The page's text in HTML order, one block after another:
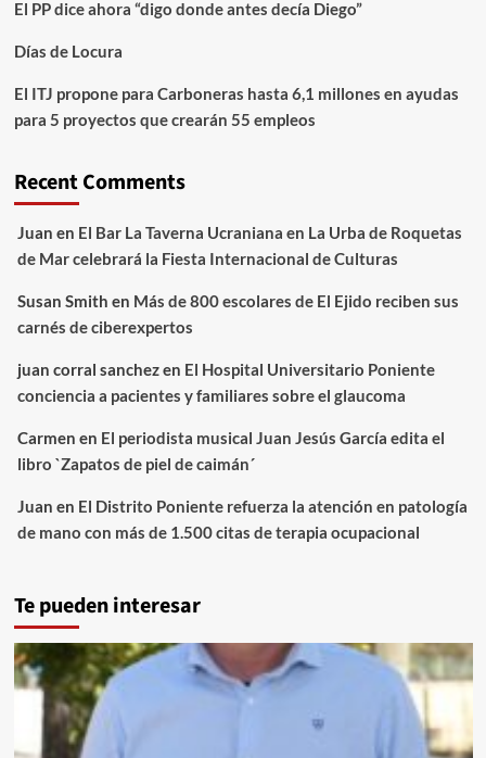
El PP dice ahora “digo donde antes decía Diego”
Días de Locura
El ITJ propone para Carboneras hasta 6,1 millones en ayudas
para 5 proyectos que crearán 55 empleos
Recent Comments
Juan en El Bar La Taverna Ucraniana en La Urba de Roquetas
de Mar celebrará la Fiesta Internacional de Culturas
Susan Smith en Más de 800 escolares de El Ejido reciben sus
carnés de ciberexpertos
juan corral sanchezen El Hospital Universitario Poniente
conciencia a pacientes y familiares sobre el glaucoma
Carmen en El periodista musical Juan Jesús García edita el
libro `Zapatos de piel de caimán´
Juan en El Distrito Poniente refuerza la atención en patología
de mano con más de 1.500 citas de terapia ocupacional
Te pueden interesar